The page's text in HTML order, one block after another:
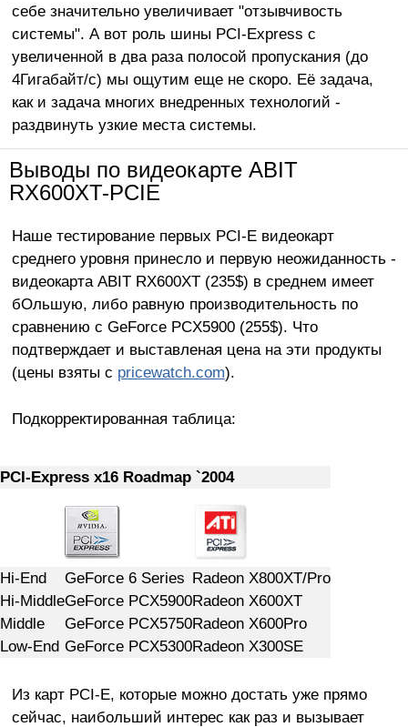
себе значительно увеличивает "отзывчивость
системы". А вот роль шины PCI-Express c
увеличенной в два раза полосой пропускания (до
4Гигабайт/с) мы ощутим еще не скоро. Её задача,
как и задача многих внедренных технологий -
раздвинуть узкие места системы.
Выводы по видеокарте ABIT
RX600XT-PCIE
Наше тестирование первых PCI-E видеокарт
среднего уровня принесло и первую неожиданность -
видеокарта ABIT RX600XT (235$) в среднем имеет
бОльшую, либо равную производительность по
сравнению с GeForce PCX5900 (255$). Что
подтверждает и выставленая цена на эти продукты
(цены взяты с pricewatch.com).
Подкорректированная таблица:
PCI-Express x16 Roadmap `2004
Hi-End GeForce 6 Series Radeon X800XT/Pro
Hi-MiddleGeForce PCX5900Radeon X600XT
Middle
GeForce PCX5750Radeon X600Pro
Low-End GeForce PCX5300Radeon X300SE
Из карт PCI-E, которые можно достать уже прямо
сейчас, наибольший интерес как раз и вызывает